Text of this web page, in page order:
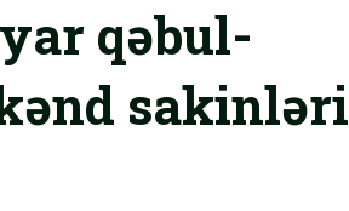
qəbul-
sakinləri